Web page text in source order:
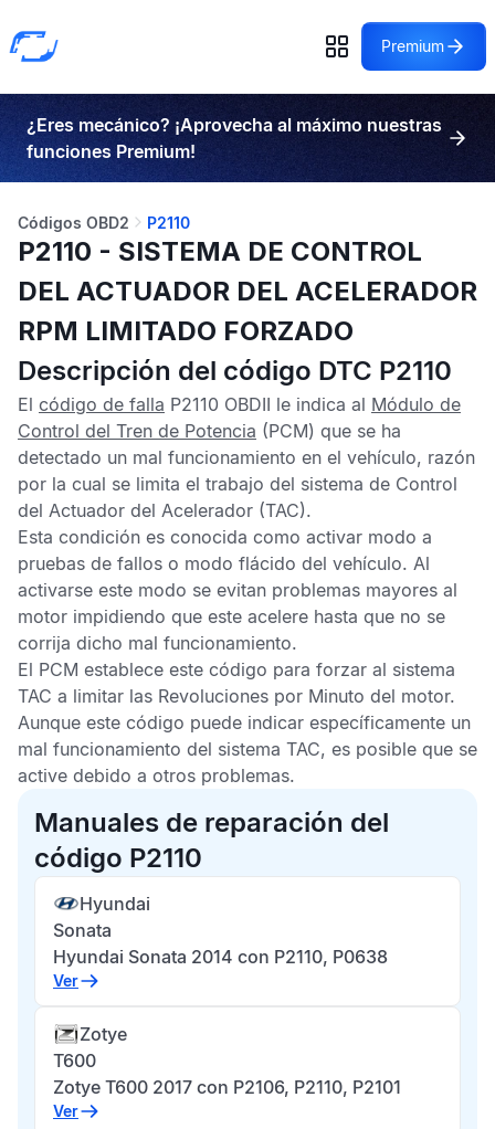
Premium
¿Eres mecánico? ¡Aprovecha al máximo nuestras
funciones Premium!
Códigos OBD2 P2110
P2110 - SISTEMA DE CONTROL
DEL ACTUADOR DEL ACELERADOR
RPM LIMITADO FORZADO
Descripción del código DTC P2110
El código de falla P2110 OBDII le indica al Módulo de
Control del Tren de Potencia (PCM) que se ha
detectado un mal funcionamiento en el vehículo, razón
por la cual se limita el trabajo del sistema de Control
del Actuador del Acelerador (TAC).
Esta condición es conocida como activar modo a
pruebas de fallos o modo flácido del vehículo. Al
activarse este modo se evitan problemas mayores al
motor impidiendo que este acelere hasta que no se
corrija dicho mal funcionamiento.
El PCM establece este código para forzar al sistema
TAC a limitar las Revoluciones por Minuto del motor.
Aunque este código puede indicar específicamente un
mal funcionamiento del sistema TAC, es posible que se
active debido a otros problemas.
Manuales de reparación del
código P2110
Hyundai
Sonata
Hyundai Sonata 2014 con P2110, P0638
Ver
Zotye
T600
Zotye T600 2017 con P2106, P2110, P2101
Ver